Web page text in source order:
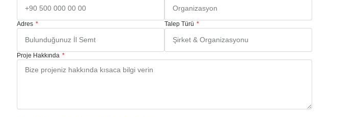
Adres Talep Türü
Proje Hakkında